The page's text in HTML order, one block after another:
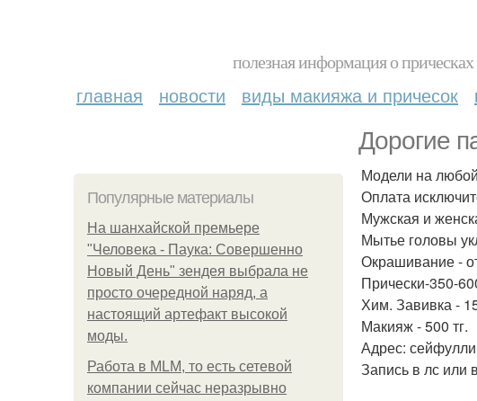
полезная информация о
главная новости виды макияжа и причесок
Дорогие
Популярные материалы
На шанхайской премьере
"Человека - Паука: Совершенно
Новый День" зендея выбрала не
просто очередной наряд, а
настоящий артефакт высокой
моды.
Работа в MLM, то есть сетевой
компании сейчас неразрывно
Модели на
Оплата
Мужская и
Мытье головы
Окрашивание -
Прически-350-
Хим. Завивка -
Макияж - 500 тг.
Адрес:
Запись в лс или